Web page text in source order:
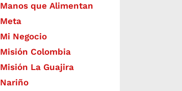
Manos que Alimentan
Meta
Mi Negocio
Misión Colombia
Misión La Guajira
Nariño